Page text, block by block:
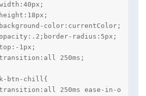
color:currentColor;
radius:5px;
1px;
250ms;
btn-chill{
250ms ease-in-out;